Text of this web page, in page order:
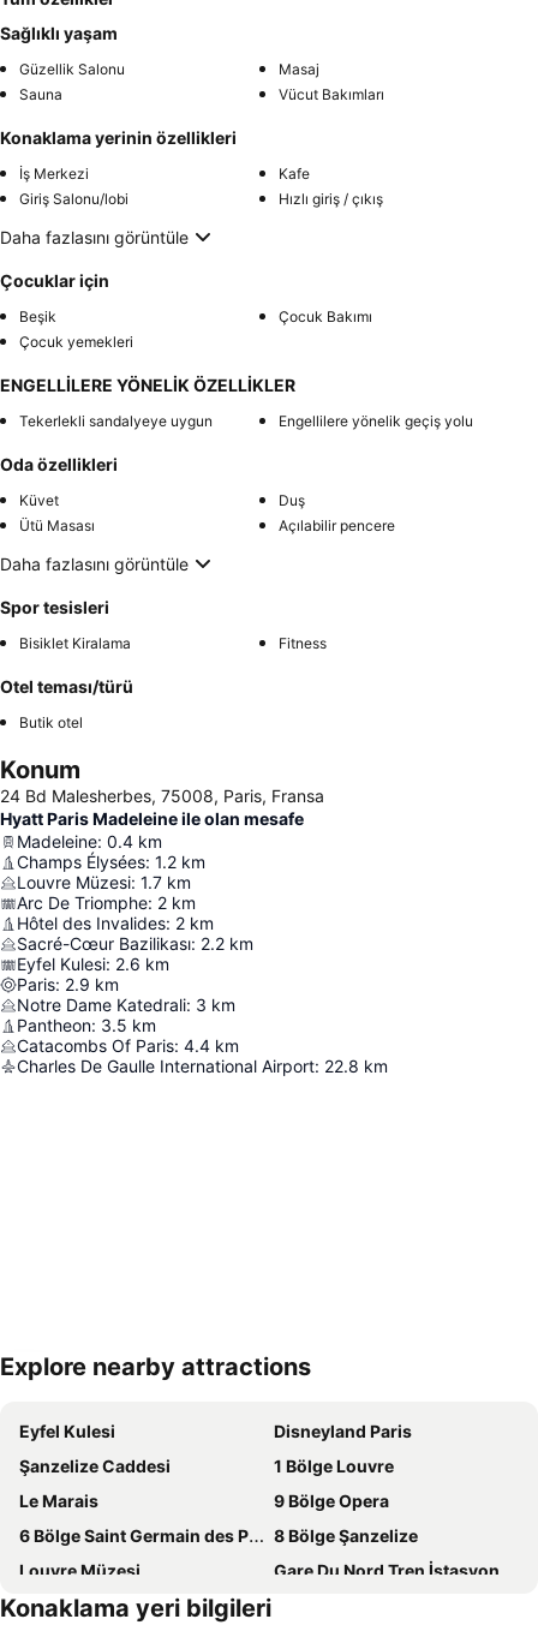
Sağlıklı yaşam
Güzellik Salonu
Masaj
Sauna
Vücut Bakımları
Konaklama yerinin özellikleri
İş Merkezi
Kafe
Giriş Salonu/lobi
Hızlı giriş / çıkış
Daha fazlasını görüntüle
Çocuklar için
Beşik
Çocuk Bakımı
Çocuk yemekleri
ENGELLİLERE YÖNELİK ÖZELLİKLER
Tekerlekli sandalyeye uygun Engellilere yönelik geçiş yolu
Oda özellikleri
Küvet
Duş
Ütü Masası
Açılabilir pencere
Daha fazlasını görüntüle
Spor tesisleri
Bisiklet Kiralama Fitness
Otel teması/türü
Butik otel
Konum
24 Bd Malesherbes, 75008, Paris, Fransa
Hyatt Paris Madeleine ile olan mesafe
Madeleine: 0.4 km
Champs Élysées: 1.2 km
Louvre Müzesi: 1.7 km
Arc De Triomphe: 2 km
Hôtel des Invalides: 2 km
Sacré-Cœur Bazilikası: 2.2 km
Eyfel Kulesi: 2.6 km
Paris: 2.9 km
Notre Dame Katedrali: 3 km
Pantheon: 3.5 km
Catacombs Of Paris: 4.4 km
Charles De Gaulle International Airport: 22.8 km
Haritayı genişlet
Explore nearby attractions
Eyfel Kulesi
Disneyland Paris
Şanzelize Caddesi
1 Bölge Louvre
Le Marais
9 Bölge Opera
6 Bölge Saint Germain des Pres
8 Bölge Şanzelize
Louvre Müzesi
Gare Du Nord Tren İstasyonu Paris
7 Bölge Invalides
Konaklama yeri bilgileri